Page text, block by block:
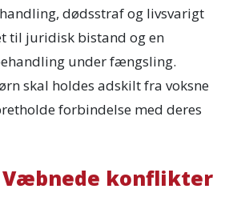
dødsstraf og livsvarigt
til juridisk bistand og en
under fængsling.
skal holdes adskilt fra voksne
forbindelse med deres
konflikter